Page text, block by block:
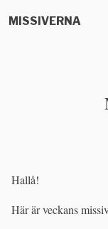
MISSIVERNA
Hallå!
Här är veckans